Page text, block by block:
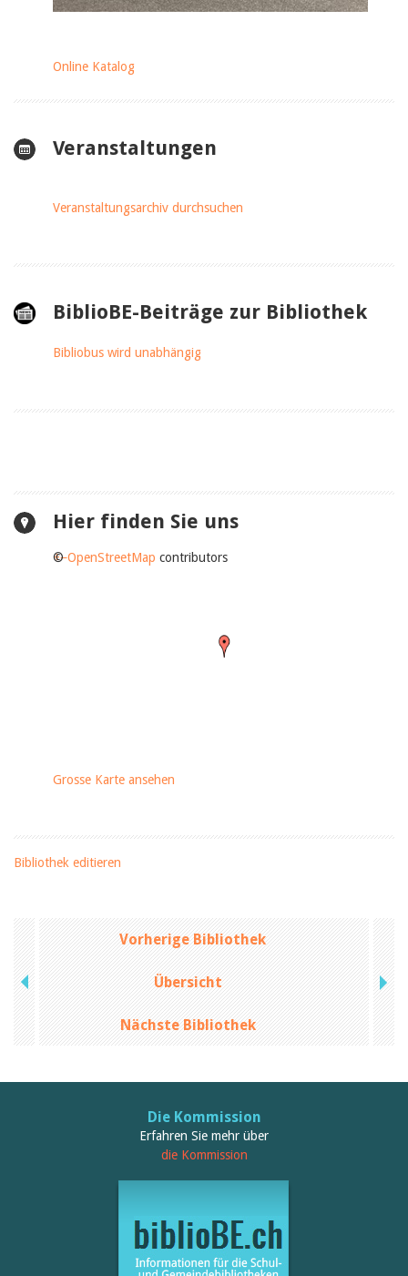
Online Katalog
Veranstaltungen
Veranstaltungsarchiv durchsuchen
BiblioBE-Beiträge zur Bibliothek
Bibliobus wird unabhängig
Hier finden Sie uns
+−
©OpenStreetMap contributors
Grosse Karte ansehen
Bibliothek editieren
Vorherige Bibliothek
Übersicht
Nächste Bibliothek
Die Kommission
Erfahren Sie mehr über
die Kommission